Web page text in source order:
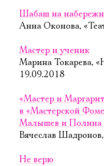
Шабаш на
Анна Оконова,
Мастер и ученик
Марина Токарева,
19.09.2018
«Мастер и
в «Мастерской
Малышев и Полина
Вячеслав
Не верю